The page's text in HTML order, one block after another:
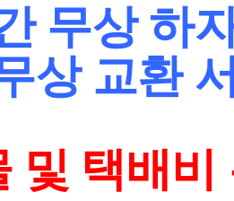
무상 하
상 교환
및 택배